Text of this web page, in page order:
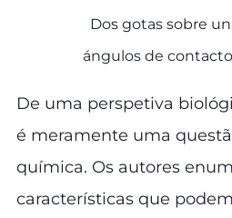
Dos gotas sobre
ángulos de
De uma perspetiva
é meramente uma
química. Os autores
características que